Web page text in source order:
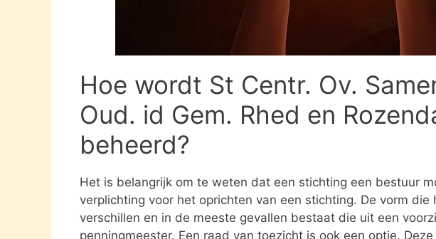
Hoe wordt St Centr. Ov.
Oud. id Gem. Rhed en
beheerd?
Het is belangrijk om te weten dat een stichting een bestuur
verplichting voor het oprichten van een stichting. De vorm
verschillen en in de meeste gevallen bestaat die uit een
penningmeester. Een raad van toezicht is ook een optie.